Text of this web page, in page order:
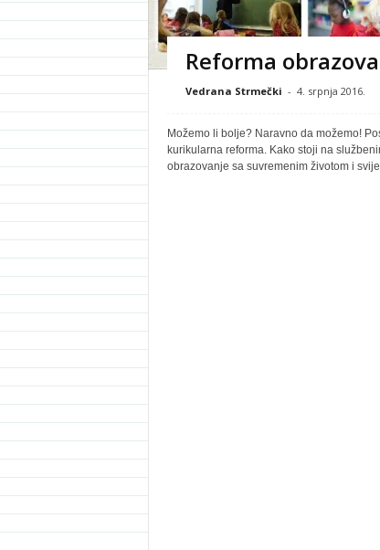
Reforma
Vedrana Strmečki - 4. srpnja 2016.
Možemo li bolje? Naravno da možemo!
kurikularna reforma. Kako stoji na
obrazovanje sa suvremenim životom i